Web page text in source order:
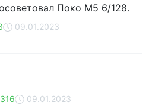
Поко М5 6/128.
09.01.2023
09.01.2023